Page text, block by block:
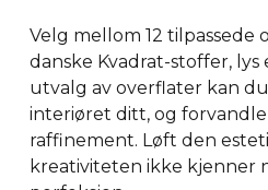
Velg mellom 12 tilpassede
danske Kvadrat-stoffer,
utvalg av overflater kan
interiøret ditt, og
raffinement. Løft den
kreativiteten ikke kjenner